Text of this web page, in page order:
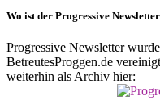
Wo ist der Progressive
Progressive Newsletter
BetreutesProggen.de
weiterhin als Archiv hier: